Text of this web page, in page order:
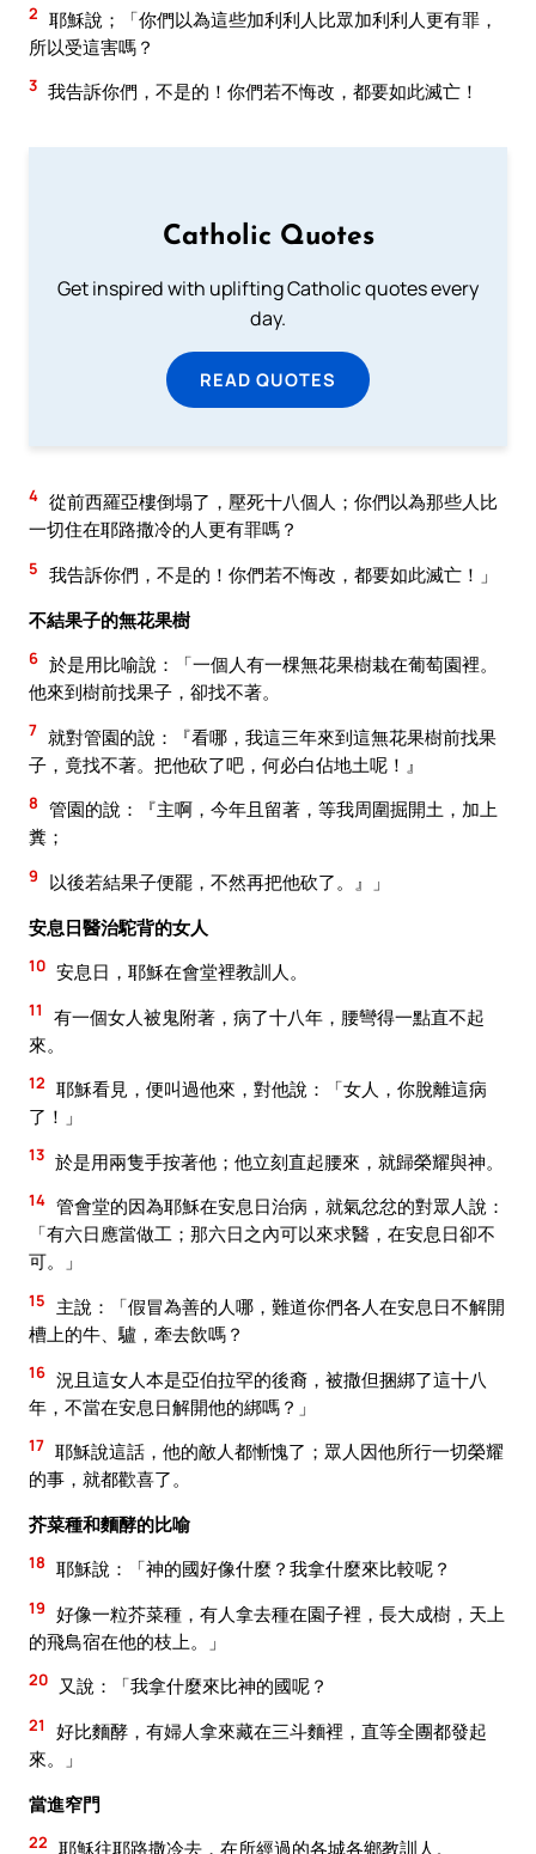
2 耶穌說；「你們以為這些加利利人比眾加利利人更有罪，
所以受這害嗎？
3 我告訴你們，不是的！你們若不悔改，都要如此滅亡！
Catholic Quotes
Get inspired with uplifting Catholic quotes every
day.
READ QUOTES
4 從前西羅亞樓倒塌了，壓死十八個人；你們以為那些人比
一切住在耶路撒冷的人更有罪嗎？
5 我告訴你們，不是的！你們若不悔改，都要如此滅亡！」
不結果子的無花果樹
6 於是用比喻說：「一個人有一棵無花果樹栽在葡萄園裡。
他來到樹前找果子，卻找不著。
7 就對管園的說：『看哪，我這三年來到這無花果樹前找果
子，竟找不著。把他砍了吧，何必白佔地土呢！』
8 管園的說：『主啊，今年且留著，等我周圍掘開土，加上
糞；
9
以後若結果子便罷，不然再把他砍了。』」
安息日醫治駝背的女人
10 安息日，耶穌在會堂裡教訓人。
11
有一個女人被鬼附著，病了十八年，腰彎得一點直不起
來。
12 耶穌看見，便叫過他來，對他說：「女人，你脫離這病
了！」
13 於是用兩隻手按著他；他立刻直起腰來，就歸榮耀與神。
14 管會堂的因為耶穌在安息日治病，就氣忿忿的對眾人說：
「有六日應當做工；那六日之內可以來求醫，在安息日卻不
可。」
15
主說：「假冒為善的人哪，難道你們各人在安息日不解開
槽上的牛、驢，牽去飲嗎？
16 況且這女人本是亞伯拉罕的後裔，被撒但捆綁了這十八
年，不當在安息日解開他的綁嗎？」
17 耶穌說這話，他的敵人都慚愧了；眾人因他所行一切榮耀
的事，就都歡喜了。
芥菜種和麵酵的比喻
18 耶穌說：「神的國好像什麼？我拿什麼來比較呢？
19 好像一粒芥菜種，有人拿去種在園子裡，長大成樹，天上
的飛鳥宿在他的枝上。」
20 又說：「我拿什麼來比神的國呢？
21
好比麵酵，有婦人拿來藏在三斗麵裡，直等全團都發起
來。」
當進窄門
22 耶穌往耶路撒冷去，在所經過的各城各鄉教訓人。